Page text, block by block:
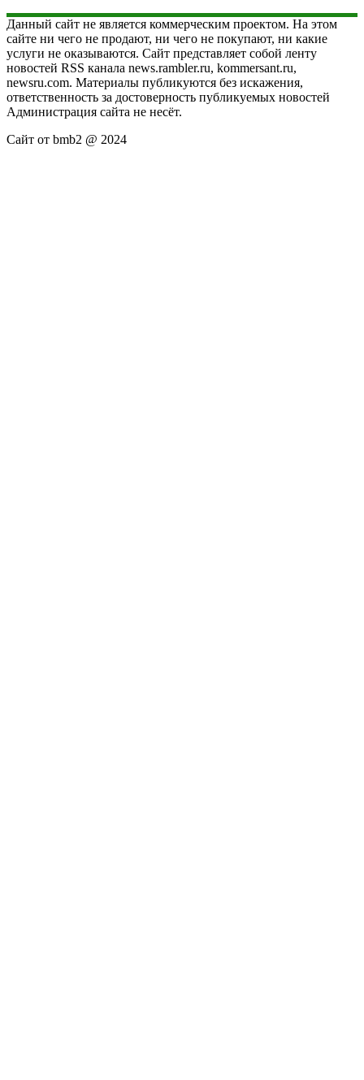
Данный сайт не является коммерческим проектом. На этом
сайте ни чего не продают, ни чего не покупают, ни какие
услуги не оказываются. Сайт представляет собой ленту
новостей RSS канала news.rambler.ru, kommersant.ru,
newsru.com. Материалы публикуются без искажения,
ответственность за достоверность публикуемых новостей
Администрация сайта не несёт.
Сайт от bmb2 @ 2024